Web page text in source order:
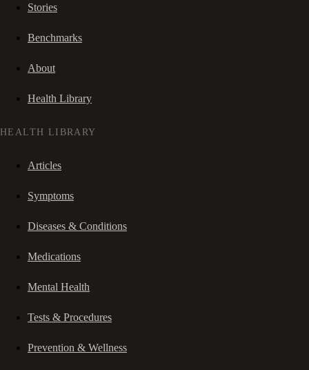
Stories
Benchmarks
About
Health Library
HEALTH LIBRARY
Articles
Symptoms
Diseases & Conditions
Medications
Mental Health
Tests & Procedures
Prevention & Wellness